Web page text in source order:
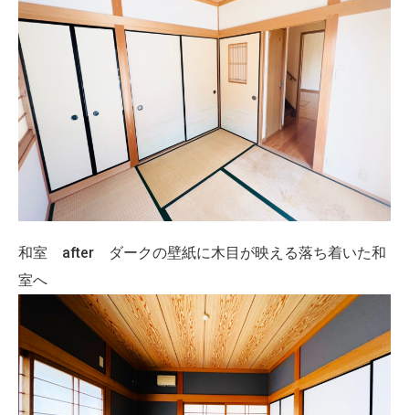
和室 after ダークの壁紙に木目が映える落ち着いた和
室へ